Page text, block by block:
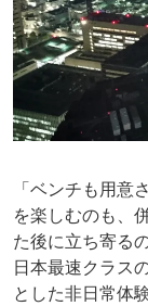
「ベンチも用意
を楽しむのも、
た後に立ち寄る
日本最速クラス
とした非日常体